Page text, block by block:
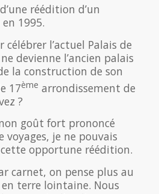
réédition d’un
1995.
l’actuel Palais de
devienne l’ancien palais
la construction de son
17ème arrondissement de
?
goût fort prononcé
voyages, je ne pouvais
opportune réédition.
carnet, on pense plus au
terre lointaine. Nous